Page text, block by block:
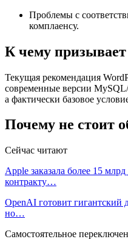
Проблемы с
комплаенсу.
К чему
Текущая рекомендация
современные версии
а фактически базовое
Почему не стоит
Сейчас читают
Apple заказала более 15
контракту…
OpenAI готовит гигантский
но…
Самостоятельное